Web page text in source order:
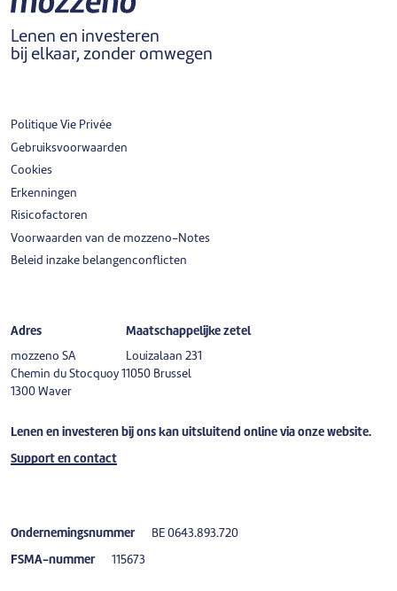
Lenen en investeren
bij elkaar, zonder omwegen
Politique Vie Privée
Gebruiksvoorwaarden
Cookies
Erkenningen
Risicofactoren
Voorwaarden van de mozzeno-Notes
Beleid inzake belangenconflicten
Adres
mozzeno SA
Chemin du Stocquoy 1
1300 Waver
Maatschappelijke zetel
Louizalaan 231
1050 Brussel
Ondernemingsnummer BE 0643.893.720
FSMA-nummer 115673
Lenen en investeren bij ons kan uitsluitend online via onze website.
Support en contact